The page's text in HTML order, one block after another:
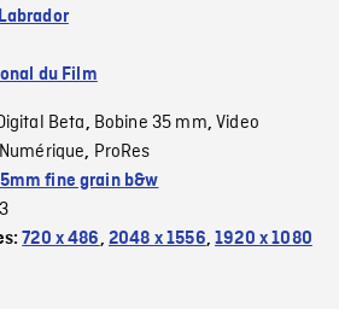
du Film
Beta, Bobine 35 mm,Video
, ProRes
fine grain b&w
720 x 486, 2048 x 1556,1920 x 1080